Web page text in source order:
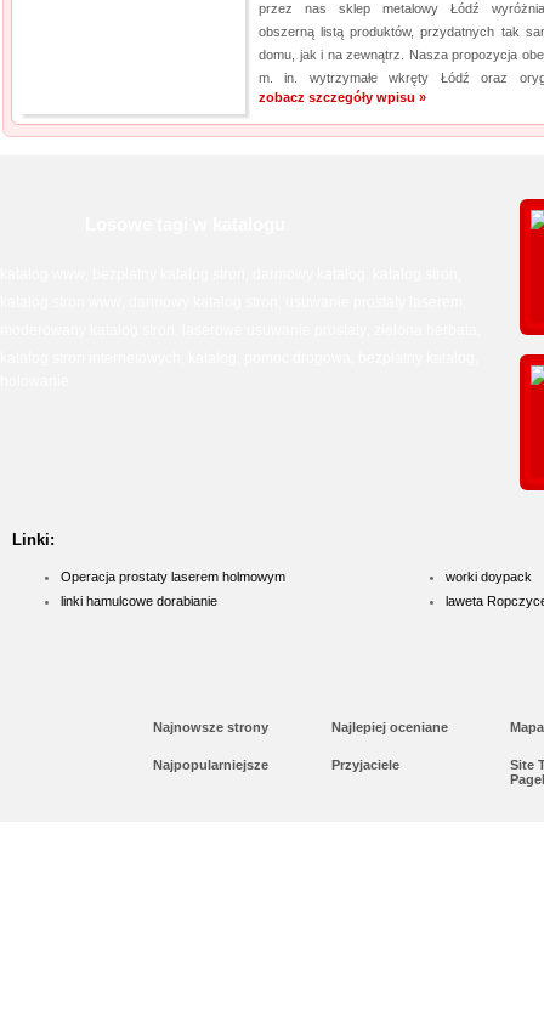
przez nas sklep metalowy Łódź
obszerną listą produktów, przydatnych tak
domu, jak i na zewnątrz. Nasza propozycja
m. in. wytrzymałe wkręty Łódź oraz
zobacz szczegóły wpisu »
Linki:
Operacja prostaty laserem holmowym
linki hamulcowe dorabianie
worki doypack
laweta
Najnowsze strony Najlepiej oceniane
Najpopularniejsze Przyjaciele
Site